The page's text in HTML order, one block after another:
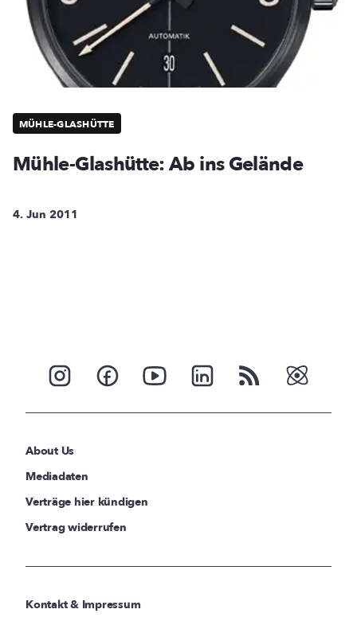
MÜHLE-GLASHÜTTE
Mühle-Glashütte: Ab ins Gelände
4. Jun 2011
About Us
Mediadaten
Verträge hier kündigen
Vertrag widerrufen
Kontakt & Impressum